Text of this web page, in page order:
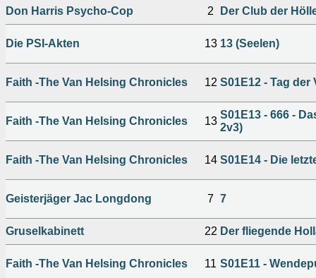
Don Harris Psycho-Cop 2 Der Club der
Die PSI-Akten 13 13 (Seelen)
Faith -The Van Helsing Chronicles 12 S01E12 - Tag der
Faith -The Van Helsing Chronicles 13
S01E13 - 666 -
2v3)
Faith -The Van Helsing Chronicles 14 S01E14 - Die
Geisterjäger Jac Longdong 7 7
Gruselkabinett 22 Der fliegende
Faith -The Van Helsing Chronicles 11 S01E11 -